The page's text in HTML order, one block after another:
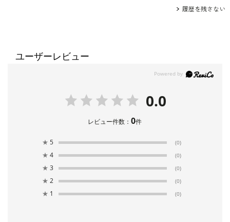
履歴を残さない
ユーザーレビュー
0.0
レビュー件数：0件
★ 5 (0)
★ 4 (0)
★ 3 (0)
★ 2 (0)
★ 1 (0)